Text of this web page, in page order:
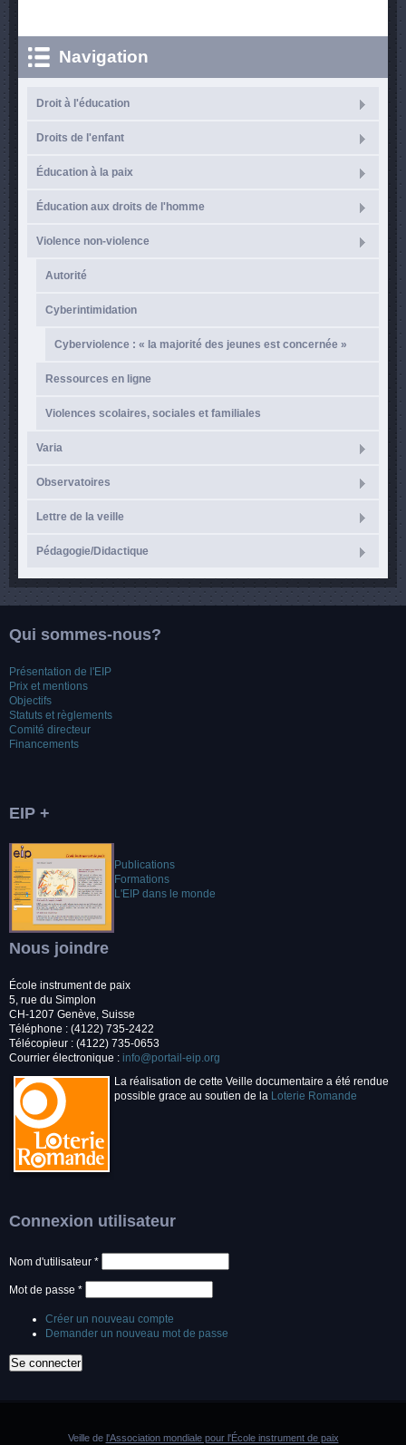
Navigation
Droit à l'éducation
Droits de l'enfant
Éducation à la paix
Éducation aux droits de l'homme
Violence non-violence
Autorité
Cyberintimidation
Cyberviolence : « la majorité des jeunes est concernée »
Ressources en ligne
Violences scolaires, sociales et familiales
Varia
Observatoires
Lettre de la veille
Pédagogie/Didactique
Qui sommes-nous?
Présentation de l'EIP
Prix et mentions
Objectifs
Statuts et règlements
Comité directeur
Financements
EIP +
Publications
Formations
L'EIP dans le monde
Nous joindre
École instrument de paix
5, rue du Simplon
CH-1207 Genève, Suisse
Téléphone : (4122) 735-2422
Télécopieur : (4122) 735-0653
Courrier électronique : info@portail-eip.org
La réalisation de cette Veille documentaire a été rendue
possible grace au soutien de la Loterie Romande
Connexion utilisateur
Nom d'utilisateur *
Mot de passe *
Créer un nouveau compte
Demander un nouveau mot de passe
Veille de l'Association mondiale pour l'École instrument de paix